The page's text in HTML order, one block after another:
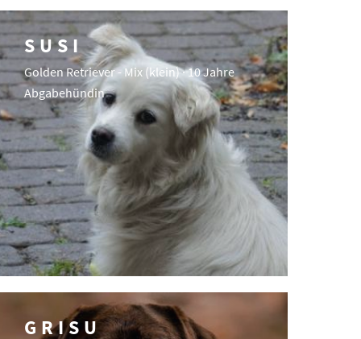
SUSI
Golden Retriever - Mix (klein) · 10 Jahre
Abgabehündin
GRISU